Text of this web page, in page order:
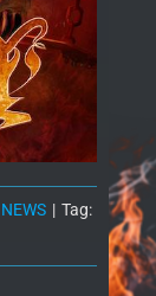
NEWS | Tag: